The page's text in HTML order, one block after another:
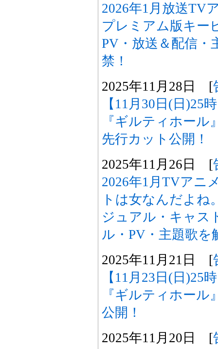
2026年1月放送TV
プレミアム版キー
PV・放送＆配信・
禁！
2025年11月28日 [
【11月30日(日)25
『ギルティホー
先行カット公開！
2025年11月26日 [
2026年1月TVアニ
トは女なんだよね
ジュアル・キャス
ル・PV・主題歌を
2025年11月21日 [
【11月23日(日)25
『ギルティホール
公開！
2025年11月20日 [